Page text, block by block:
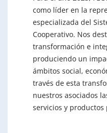
como líder en la
especializada del
Cooperativo. Nos
transformación e
produciendo un
ámbitos social,
través de esta
nuestros asociados
servicios y productos